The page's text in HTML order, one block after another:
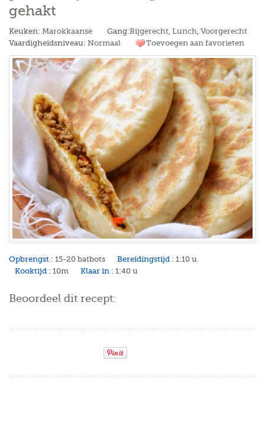
gehakt
Keuken:Marokkaanse Gang:Bijgerecht,Lunch,Voorgerecht
Vaardigheidsniveau:Normaal Toevoegen aan favorieten
Opbrengst : 15-20 batbots Bereidingstijd : 1:10 u
Kooktijd : 10m Klaar in : 1:40 u
Beoordeel dit recept: